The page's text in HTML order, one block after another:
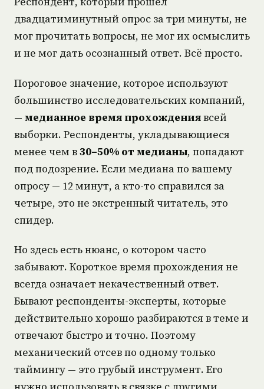
двадцатиминутный опрос за три минуты, не
мог прочитать вопросы, не мог их осмыслить
и не мог дать осознанный ответ. Всё просто.
Пороговое значение, которое используют
большинство исследовательских компаний,
— медианное время прохождениявсей
выборки. Респонденты, укладывающиеся
менее чем в30–50% от медианы, попадают
под подозрение. Если медиана по вашему
опросу — 12 минут, а кто-то справился за
четыре, это не экстренный читатель, это
спидер.
Но здесь есть нюанс, о котором часто
забывают. Короткое время прохождения не
всегда означает некачественный ответ.
Бывают респонденты-эксперты, которые
действительно хорошо разбираются в теме и
отвечают быстро и точно. Поэтому
механический отсев по одному только
таймингу — это грубый инструмент. Его